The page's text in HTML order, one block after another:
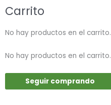
Carrito
No hay productos en el carrito.
No hay productos en el carrito.
Seguir comprando